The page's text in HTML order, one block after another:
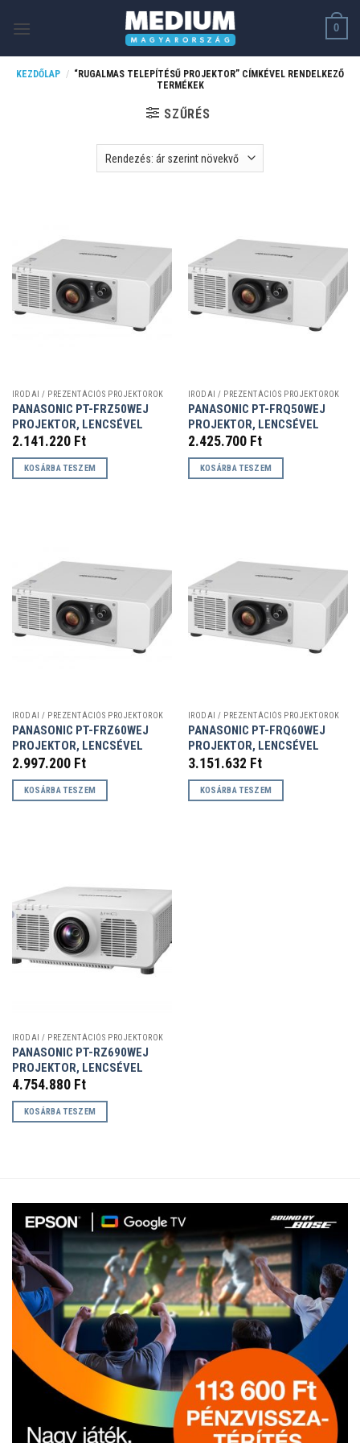
0
KEZDŐLAP / “RUGALMAS TELEPÍTÉSŰ PROJEKTOR” CÍMKÉVEL RENDELKEZŐ
TERMÉKEK
SZŰRÉS
IRODAI / PREZENTÁCIÓS PROJEKTOROK
PANASONIC PT-FRZ50WEJ
PROJEKTOR, LENCSÉVEL
2.141.220 Ft
KOSÁRBA TESZEM
IRODAI / PREZENTÁCIÓS PROJEKTOROK
PANASONIC PT-FRQ50WEJ
PROJEKTOR, LENCSÉVEL
2.425.700 Ft
KOSÁRBA TESZEM
IRODAI / PREZENTÁCIÓS PROJEKTOROK
PANASONIC PT-FRZ60WEJ
PROJEKTOR, LENCSÉVEL
2.997.200 Ft
KOSÁRBA TESZEM
IRODAI / PREZENTÁCIÓS PROJEKTOROK
PANASONIC PT-FRQ60WEJ
PROJEKTOR, LENCSÉVEL
3.151.632 Ft
KOSÁRBA TESZEM
IRODAI / PREZENTÁCIÓS PROJEKTOROK
PANASONIC PT-RZ690WEJ
PROJEKTOR, LENCSÉVEL
4.754.880 Ft
KOSÁRBA TESZEM